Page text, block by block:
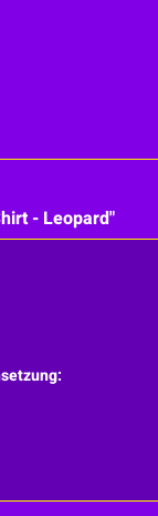
- Leopard"